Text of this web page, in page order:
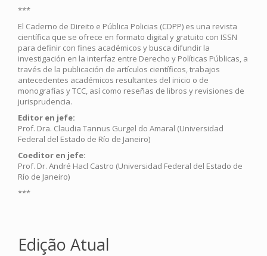
***
El Caderno de Direito e Pública Policias (CDPP) es una revista
científica que se ofrece en formato digital y gratuito con ISSN
para definir con fines académicos y busca difundir la
investigación en la interfaz entre Derecho y Políticas Públicas, a
través de la publicación de artículos científicos, trabajos
antecedentes académicos resultantes del inicio o de
monografías y TCC, así como reseñas de libros y revisiones de
jurisprudencia.
Editor en jefe:
Prof. Dra. Claudia Tannus Gurgel do Amaral (Universidad
Federal del Estado de Río de Janeiro)
Coeditor en jefe:
Prof. Dr. André Hacl Castro (Universidad Federal del Estado de
Río de Janeiro)
***
Edição Atual